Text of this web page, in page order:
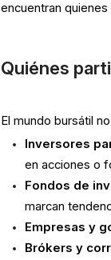
encuentran
Quiénes
El mundo bursátil
Inversores
en acciones o
Fondos de
marcan
Empresas y
Brókers y